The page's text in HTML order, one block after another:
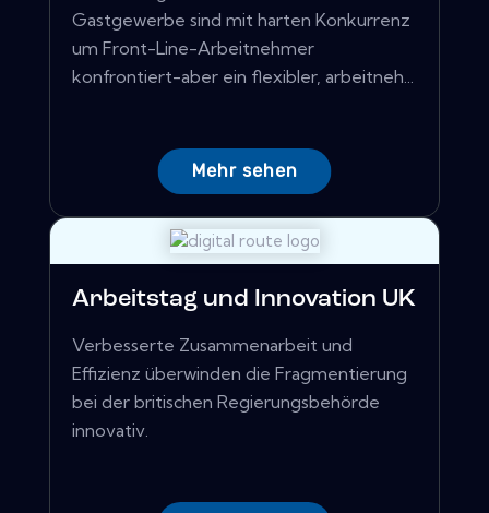
Gastgewerbe sind mit harten Konkurrenz
um Front-Line-Arbeitnehmer
konfrontiert-aber ein flexibler, arbeitneh...
Mehr sehen
Arbeitstag und Innovation UK
Verbesserte Zusammenarbeit und
Effizienz überwinden die Fragmentierung
bei der britischen Regierungsbehörde
innovativ.